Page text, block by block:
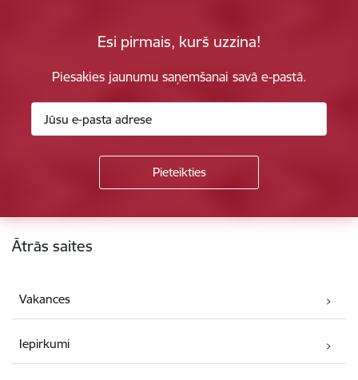
Esi pirmais, kurš uzzina!
Piesakies jaunumu saņemšanai savā e-pastā.
Kājene
Ātrās saites
Vakances
Iepirkumi